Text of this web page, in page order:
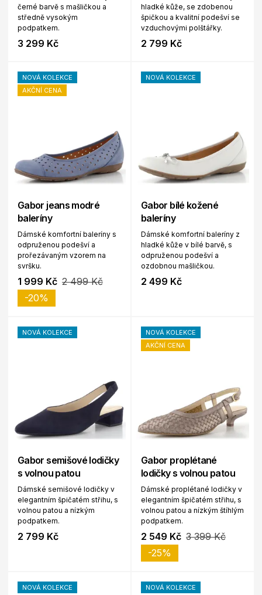
černé barvě s mašličkou a
středně vysokým
podpatkem.
3 299 Kč
hladké kůže, se zdobenou
špičkou a kvalitní podešví se
vzduchovými polštářky.
2 799 Kč
NOVÁ KOLEKCE
AKČNÍ CENA
Gabor jeans modré
baleríny
Dámské komfortní baleríny s
odpruženou podešví a
prořezávaným vzorem na
svršku.
1 999 Kč 2 499 Kč
-20%
NOVÁ KOLEKCE
Gabor bílé kožené
baleríny
Dámské komfortní baleríny z
hladké kůže v bílé barvě, s
odpruženou podešví a
ozdobnou mašličkou.
2 499 Kč
NOVÁ KOLEKCE
Gabor semišové lodičky
s volnou patou
Dámské semišové lodičky v
elegantním špičatém střihu, s
volnou patou a nízkým
podpatkem.
2 799 Kč
NOVÁ KOLEKCE
AKČNÍ CENA
Gabor proplétané
lodičky s volnou patou
Dámské proplétané lodičky v
elegantním špičatém střihu, s
volnou patou a nízkým štíhlým
podpatkem.
2 549 Kč 3 399 Kč
-25%
NOVÁ KOLEKCE NOVÁ KOLEKCE